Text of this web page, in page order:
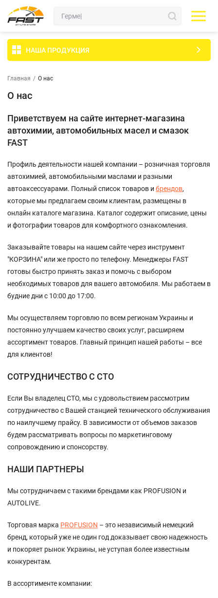
НАША ПРОДУКЦИЯ
Главная / О нас
О нас
Приветствуем на сайте интернет-магазина
автохимии, автомобильных масел и смазок
FAST
Профиль деятельности нашей компании – розничная торговля
автохимией, автомобильными маслами и разными
автоаксессуарами. Полный список товаров и брендов,
которые мы предлагаем своим клиентам, размещены в
онлайн каталоге магазина. Каталог содержит описание, цены
и фотографии товаров для комфортного ознакомления.
Заказывайте товары на нашем сайте через инструмент
"КОРЗИНА" или же просто по телефону. Менеджеры FAST
готовы быстро принять заказ и помочь с выбором
необходимых товаров для вашего автомобиля. Мы работаем в
будние дни с 10:00 до 17:00.
Мы осуществляем торговлю по всем регионам Украины и
постоянно улучшаем качество своих услуг, расширяем
ассортимент товаров. Главный принцип нашей работы – все
для клиентов!
СОТРУДНИЧЕСТВО С СТО
Если Вы владелец СТО, мы с удовольствием рассмотрим
сотрудничество с Вашей станцией технического обслуживания
по наилучшему прайсу. В зависимости от объемов заказов
будем рассматривать вопросы по маркетинговому
сопровождению и спонсорству.
НАШИ ПАРТНЕРЫ
Мы сотрудничаем с такими брендами как PROFUSION и
AUTOLIVE.
Торговая марка PROFUSION – это независимый немецкий
бренд, который уже не один год доказывает свою надежность
и покоряет рынок Украины, не уступая более известным
конкурентам.
В ассортименте компании: